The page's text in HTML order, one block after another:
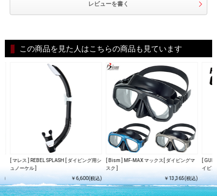
レビューを書く
この商品を見た人はこちらの商品も見ています
)
[ マレス ] REBEL SPLASH [ ダイビング用シ
ュノーケル ]
￥6,600(税込)
[ Bism ] MF-MAX マックス[ ダイビングマ
スク ]
￥13,365(税込)
[
イビ